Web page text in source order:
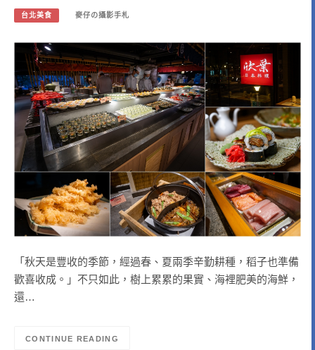
台北美食 麥仔の攝影手札
「秋天是豐收的季節，經過春、夏兩季辛勤耕種，稻子也準備
歡喜收成。」不只如此，樹上累累的果實、海裡肥美的海鮮，
還…
CONTINUE READING